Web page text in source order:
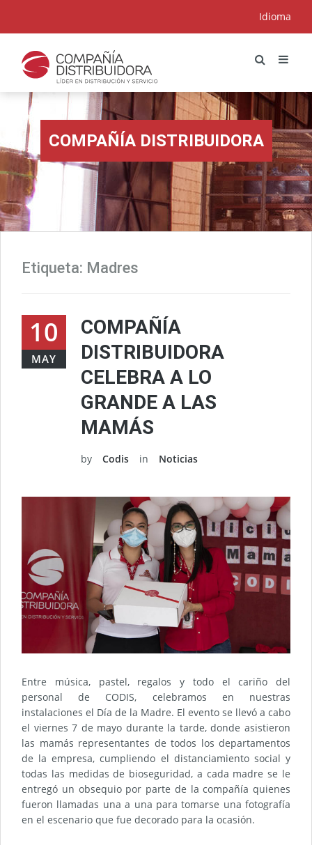
Idioma
COMPAÑÍA DISTRIBUIDORA
Etiqueta: Madres
10
MAY
COMPAÑÍA
DISTRIBUIDORA
CELEBRA A LO
GRANDE A LAS
MAMÁS
by Codis in Noticias
Entre música, pastel, regalos y todo el cariño del
personal de CODIS, celebramos en nuestras
instalaciones el Día de la Madre. El evento se llevó a cabo
el viernes 7 de mayo durante la tarde, donde asistieron
las mamás representantes de todos los departamentos
de la empresa, cumpliendo el distanciamiento social y
todas las medidas de bioseguridad, a cada madre se le
entregó un obsequio por parte de la compañía quienes
fueron llamadas una a una para tomarse una fotografía
en el escenario que fue decorado para la ocasión.